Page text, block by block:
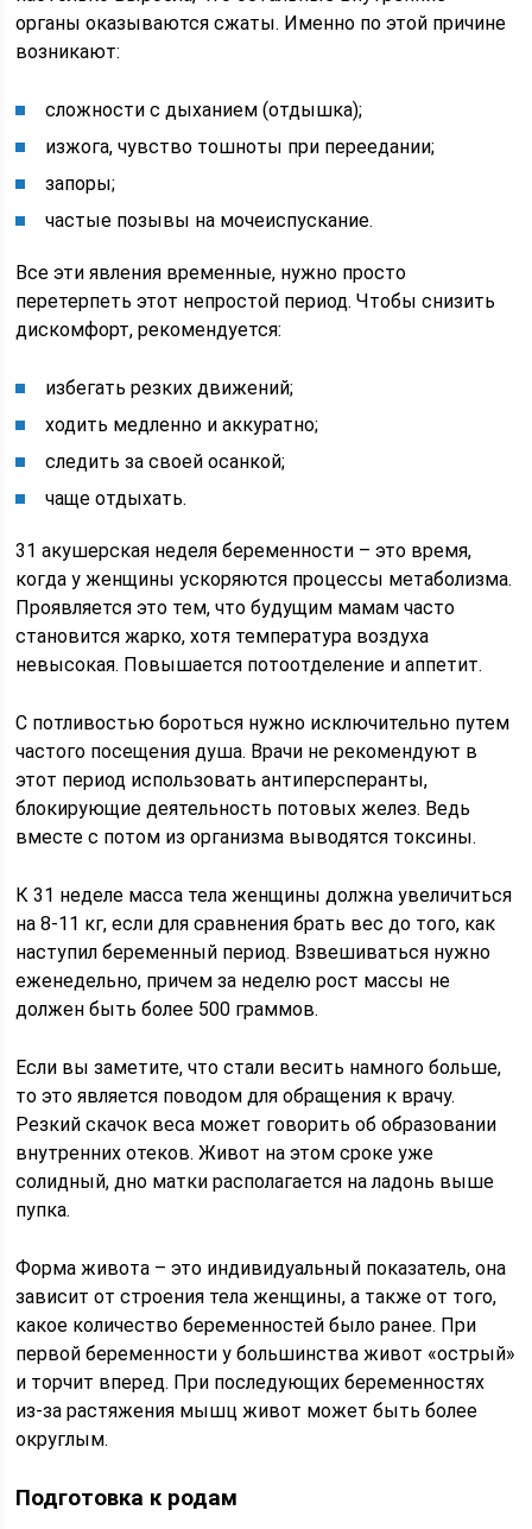
органы оказываются сжаты. Именно по этой причине
возникают:
сложности с дыханием (отдышка);
изжога, чувство тошноты при переедании;
запоры;
частые позывы на мочеиспускание.
Все эти явления временные, нужно просто
перетерпеть этот непростой период. Чтобы снизить
дискомфорт, рекомендуется:
избегать резких движений;
ходить медленно и аккуратно;
следить за своей осанкой;
чаще отдыхать.
31 акушерская неделя беременности – это время,
когда у женщины ускоряются процессы метаболизма.
Проявляется это тем, что будущим мамам часто
становится жарко, хотя температура воздуха
невысокая. Повышается потоотделение и аппетит.
С потливостью бороться нужно исключительно путем
частого посещения душа. Врачи не рекомендуют в
этот период использовать антиперсперанты,
блокирующие деятельность потовых желез. Ведь
вместе с потом из организма выводятся токсины.
К 31 неделе масса тела женщины должна увеличиться
на 8-11 кг, если для сравнения брать вес до того, как
наступил беременный период. Взвешиваться нужно
еженедельно, причем за неделю рост массы не
должен быть более 500 граммов.
Если вы заметите, что стали весить намного больше,
то это является поводом для обращения к врачу.
Резкий скачок веса может говорить об образовании
внутренних отеков. Живот на этом сроке уже
солидный, дно матки располагается на ладонь выше
пупка.
Форма живота – это индивидуальный показатель, она
зависит от строения тела женщины, а также от того,
какое количество беременностей было ранее. При
первой беременности у большинства живот «острый»
и торчит вперед. При последующих беременностях
из-за растяжения мышц живот может быть более
округлым.
Подготовка к родам